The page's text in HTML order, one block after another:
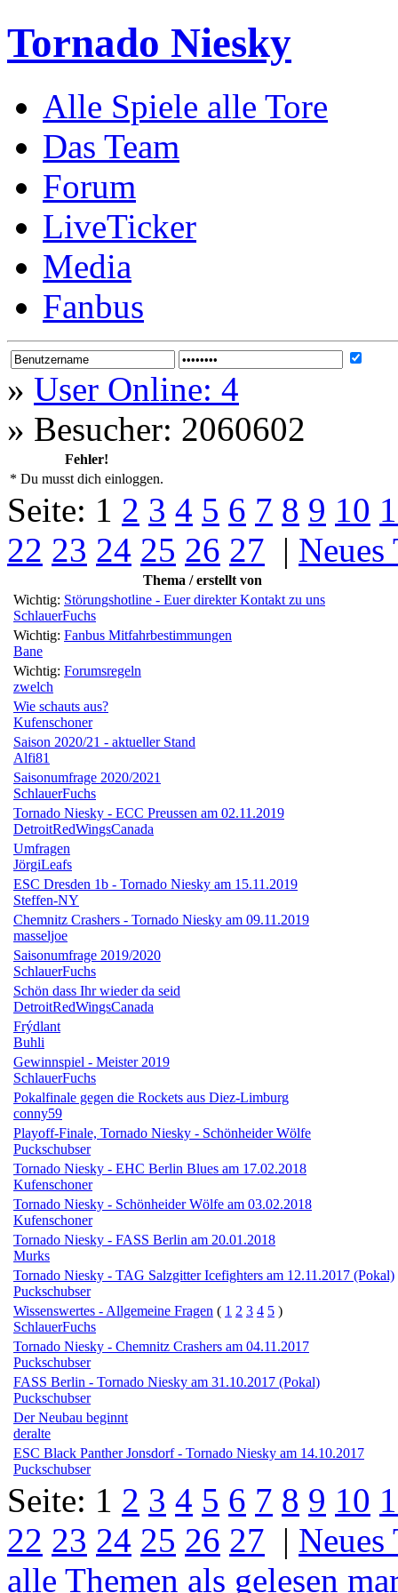
Tornado Niesky
Alle Spiele alle Tore
Das Team
Forum
LiveTicker
Media
Fanbus
» User Online: 4
» Besucher: 2060602
Fehler!
* Du musst dich einloggen.
Seite: 1 2 3 4 5 6 7 8 9 10
22 23 24 25 26 27 | Neues
Thema / erstellt von
Wichtig: Störungshotline - Euer direkter Kontakt zu uns
SchlauerFuchs
Wichtig: Fanbus Mitfahrbestimmungen
Bane
Wichtig: Forumsregeln
zwelch
Wie schauts aus?
Kufenschoner
Saison 2020/21 - aktueller Stand
Alfi81
Saisonumfrage 2020/2021
SchlauerFuchs
Tornado Niesky - ECC Preussen am 02.11.2019
DetroitRedWingsCanada
Umfragen
JörgiLeafs
ESC Dresden 1b - Tornado Niesky am 15.11.2019
Steffen-NY
Chemnitz Crashers - Tornado Niesky am 09.11.2019
masseljoe
Saisonumfrage 2019/2020
SchlauerFuchs
Schön dass Ihr wieder da seid
DetroitRedWingsCanada
Frýdlant
Buhli
Gewinnspiel - Meister 2019
SchlauerFuchs
Pokalfinale gegen die Rockets aus Diez-Limburg
conny59
Playoff-Finale, Tornado Niesky - Schönheider Wölfe
Puckschubser
Tornado Niesky - EHC Berlin Blues am 17.02.2018
Kufenschoner
Tornado Niesky - Schönheider Wölfe am 03.02.2018
Kufenschoner
Tornado Niesky - FASS Berlin am 20.01.2018
Murks
Tornado Niesky - TAG Salzgitter Icefighters am 12.11.2017 (Pokal)
Puckschubser
Wissenswertes - Allgemeine Fragen ( 1 2 3 4 5 )
SchlauerFuchs
Tornado Niesky - Chemnitz Crashers am 04.11.2017
Puckschubser
FASS Berlin - Tornado Niesky am 31.10.2017 (Pokal)
Puckschubser
Der Neubau beginnt
deralte
ESC Black Panther Jonsdorf - Tornado Niesky am 14.10.2017
Puckschubser
Seite: 1 2 3 4 5 6 7 8 9 10
22 23 24 25 26 27 | Neues
alle Themen als gelesen